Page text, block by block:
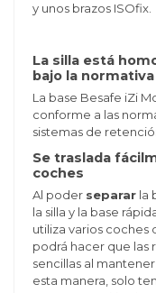
y unos brazos ISOfix.
La silla está
bajo la normativa
La base Besafe iZi
conforme a las
sistemas de
Se traslada
coches
Al poder separarla
la silla y la base
utiliza varios coches
podrá hacer que las
sencillas al
esta manera, solo